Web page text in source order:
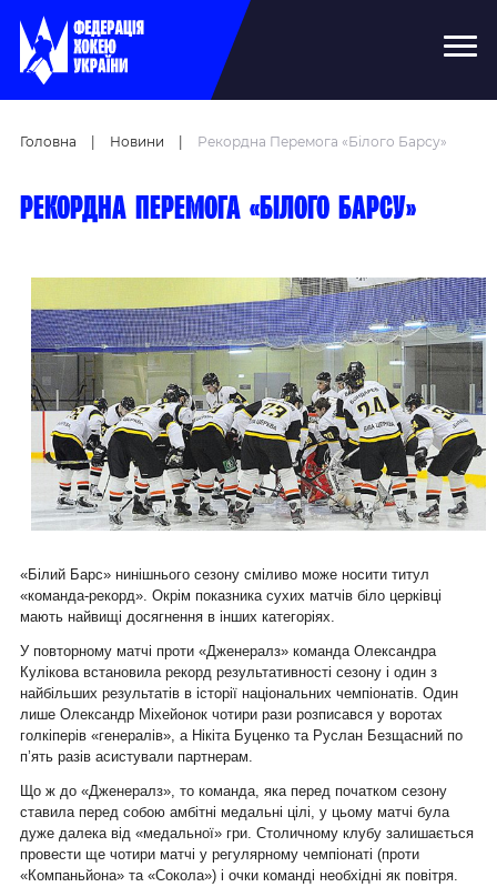
Головна Новини Рекордна Перемога «Білого Барсу»
Рекордна перемога «Білого Барсу»
«Білий Барс» нинішнього сезону сміливо може носити титул
«команда-рекорд». Окрім показника сухих матчів біло церківці
мають найвищі досягнення в інших категоріях.
У повторному матчі проти «Дженералз» команда Олександра
Кулікова встановила рекорд результативності сезону і один з
найбільших результатів в історії національних чемпіонатів. Один
лише Олександр Міхейонок чотири рази розписався у воротах
голкіперів «генералів», а Нікіта Буценко та Руслан Безщасний по
п’ять разів асистували партнерам.
Що ж до «Дженералз», то команда, яка перед початком сезону
ставила перед собою амбітні медальні цілі, у цьому матчі була
дуже далека від «медальної» гри. Столичному клубу залишається
провести ще чотири матчі у регулярному чемпіонаті (проти
«Компаньйона» та «Сокола») і очки команді необхідні як повітря.